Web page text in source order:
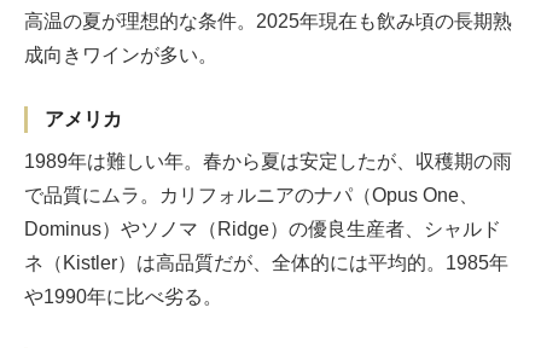
高温の夏が理想的な条件。2025年現在も飲み頃の長期熟
成向きワインが多い。
アメリカ
1989年は難しい年。春から夏は安定したが、収穫期の雨
で品質にムラ。カリフォルニアのナパ（Opus One、
Dominus）やソノマ（Ridge）の優良生産者、シャルド
ネ（Kistler）は高品質だが、全体的には平均的。1985年
や1990年に比べ劣る。